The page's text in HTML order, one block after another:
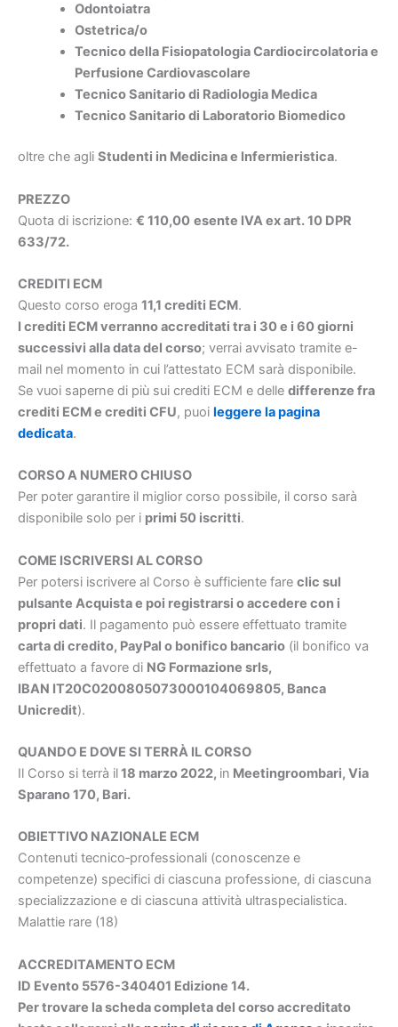
Odontoiatra
Ostetrica/o
Tecnico della Fisiopatologia Cardiocircolatoria e
Perfusione Cardiovascolare
Tecnico Sanitario di Radiologia Medica
Tecnico Sanitario di Laboratorio Biomedico
oltre che agli Studenti in Medicina e Infermieristica.
PREZZO
Quota di iscrizione: € 110,00 esente IVA ex art. 10 DPR
633/72.
CREDITI ECM
Questo corso eroga 11,1 crediti ECM.
I crediti ECM verranno accreditati tra i 30 e i 60 giorni
successivi alla data del corso; verrai avvisato tramite e-
mail nel momento in cui l’attestato ECM sarà disponibile.
Se vuoi saperne di più sui crediti ECM e delle differenze fra
crediti ECM e crediti CFU, puoi leggere la pagina
dedicata.
CORSO A NUMERO CHIUSO
Per poter garantire il miglior corso possibile, il corso sarà
disponibile solo per i primi 50 iscritti.
COME ISCRIVERSI AL CORSO
Per potersi iscrivere al Corso è sufficiente fare clic sul
pulsante Acquista e poi registrarsi o accedere con i
propri dati. Il pagamento può essere effettuato tramite
carta di credito, PayPal o bonifico bancario (il bonifico va
effettuato a favore di NG Formazione srls,
IBAN IT20C0200805073000104069805, Banca
Unicredit).
QUANDO E DOVE SI TERRÀ IL CORSO
Il Corso si terrà il18 marzo 2022, in Meetingroombari, Via
Sparano 170, Bari.
OBIETTIVO NAZIONALE ECM
Contenuti tecnico‐professionali (conoscenze e
competenze) specifici di ciascuna professione, di ciascuna
specializzazione e di ciascuna attività ultraspecialistica.
Malattie rare (18)
ACCREDITAMENTO ECM
ID Evento 5576-340401 Edizione 14.
Per trovare la scheda completa del corso accreditato